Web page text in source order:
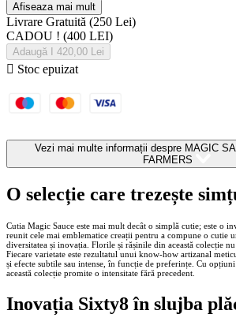
Afiseaza mai mult
Livrare Gratuită (250 Lei)
CADOU ! (400 LEI)
Adaugă I 420,00 Lei
 Stoc epuizat
Vezi mai multe informații despre MAGIC
FARMERS
O selecție care trezește
Cutia Magic Sauce este mai mult decât o simplă cutie; este o
reunit cele mai emblematice creații pentru a compune o cutie
diversitatea și inovația. Florile și rășinile din această colecție
Fiecare varietate este rezultatul unui know‑how artizanal
și efecte subtile sau intense, în funcție de preferințe. Cu
această colecție promite o intensitate fără precedent.
Inovația Sixty8 în slujba